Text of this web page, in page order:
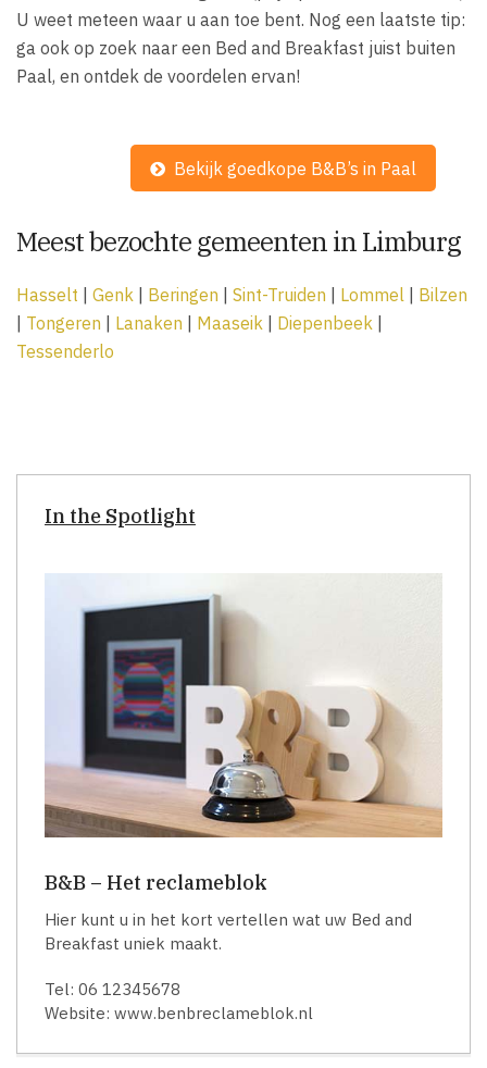
U weet meteen waar u aan toe bent. Nog een laatste tip:
ga ook op zoek naar een Bed and Breakfast juist buiten
Paal, en ontdek de voordelen ervan!
Bekijk goedkope B&B’s in Paal
Meest bezochte gemeenten in Limburg
Hasselt | Genk | Beringen | Sint-Truiden | Lommel | Bilzen
| Tongeren | Lanaken | Maaseik | Diepenbeek |
Tessenderlo
In the Spotlight
B&B – Het reclameblok
Hier kunt u in het kort vertellen wat uw Bed and
Breakfast uniek maakt.
Tel: 06 12345678
Website: www.benbreclameblok.nl